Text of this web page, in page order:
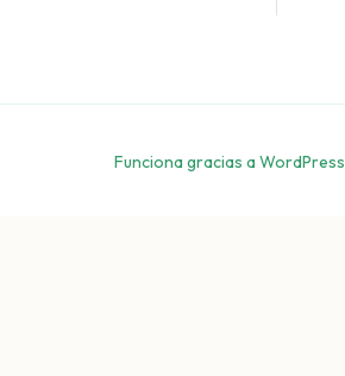
Funciona gracias a WordPress